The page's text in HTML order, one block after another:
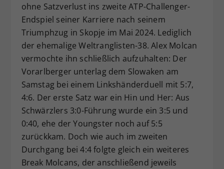
ohne Satzverlust ins zweite ATP-Challenger-
Endspiel seiner Karriere nach seinem
Triumphzug in Skopje im Mai 2024. Lediglich
der ehemalige Weltranglisten-38. Alex Molcan
vermochte ihn schließlich aufzuhalten: Der
Vorarlberger unterlag dem Slowaken am
Samstag bei einem Linkshänderduell mit 5:7,
4:6. Der erste Satz war ein Hin und Her: Aus
Schwärzlers 3:0-Führung wurde ein 3:5 und
0:40, ehe der Youngster noch auf 5:5
zurückkam. Doch wie auch im zweiten
Durchgang bei 4:4 folgte gleich ein weiteres
Break Molcans, der anschließend jeweils